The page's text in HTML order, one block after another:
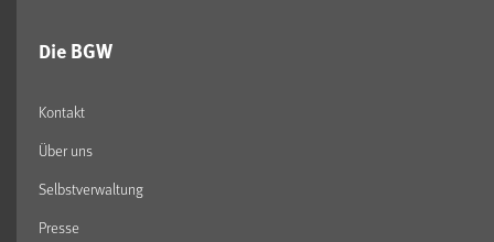
Die BGW
Kontakt
Über uns
Selbstverwaltung
Presse